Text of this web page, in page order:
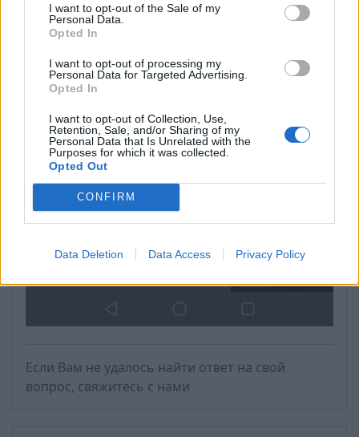
I want to opt-out of the Sale of my
Personal Data.
Opted In
I want to opt-out of processing my
Personal Data for Targeted Advertising.
Opted In
I want to opt-out of Collection, Use,
Retention, Sale, and/or Sharing of my
Personal Data that Is Unrelated with the
Purposes for which it was collected.
Opted Out
CONFIRM
Data Deletion Data Access Privacy Policy
Если Вам не удалось найти ответ на свой
вопрос, свяжитесь с нами